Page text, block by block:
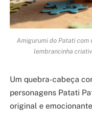
Amigurumi do Patati com
lembrancinha
Um quebra-cabeça
personagens Patati
original e